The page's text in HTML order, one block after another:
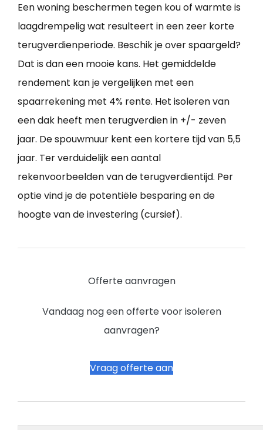
Een woning beschermen tegen kou of warmte is
laagdrempelig wat resulteert in een zeer korte
terugverdienperiode. Beschik je over spaargeld?
Dat is dan een mooie kans. Het gemiddelde
rendement kan je vergelijken met een
spaarrekening met 4% rente. Het isoleren van
een dak heeft men terugverdien in +/- zeven
jaar. De spouwmuur kent een kortere tijd van 5,5
jaar. Ter verduidelijk een aantal
rekenvoorbeelden van de terugverdientijd. Per
optie vind je de potentiële besparing en de
hoogte van de investering (cursief).
Offerte aanvragen
Vandaag nog een offerte voor isoleren
aanvragen?
Vraag offerte aan